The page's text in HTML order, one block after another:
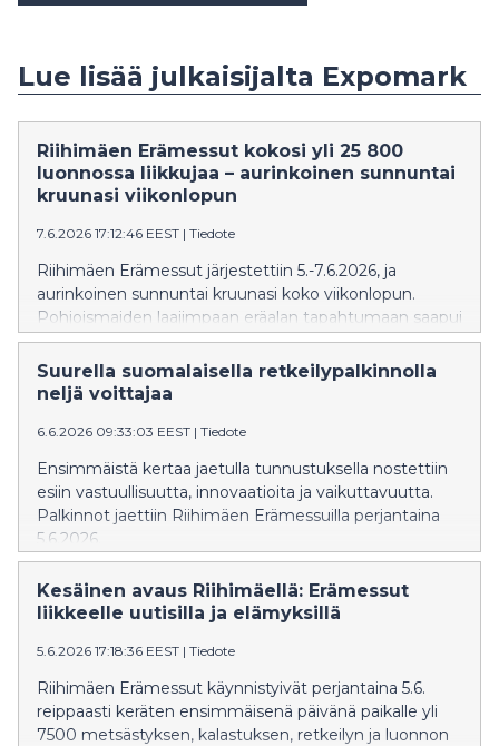
Lue lisää julkaisijalta Expomark
Riihimäen Erämessut kokosi yli 25 800
luonnossa liikkujaa – aurinkoinen sunnuntai
kruunasi viikonlopun
7.6.2026 17:12:46 EEST | Tiedote
Riihimäen Erämessut järjestettiin 5.-7.6.2026, ja
aurinkoinen sunnuntai kruunasi koko viikonlopun.
Pohjoismaiden laajimpaan eräalan tapahtumaan saapui
yhteensä yli 25 800 luonnossa liikkujaa, ja
messualueella oli mukana yli 250 näytteilleasettajaa
metsästyksen, kalastuksen, retkeilyn ja luonnossa
Suurella suomalaisella retkeilypalkinnolla
neljä voittajaa
6.6.2026 09:33:03 EEST | Tiedote
Ensimmäistä kertaa jaetulla tunnustuksella nostettiin
esiin vastuullisuutta, innovaatioita ja vaikuttavuutta.
Palkinnot jaettiin Riihimäen Erämessuilla perjantaina
5.6.2026.
Kesäinen avaus Riihimäellä: Erämessut
liikkeelle uutisilla ja elämyksillä
5.6.2026 17:18:36 EEST | Tiedote
Riihimäen Erämessut käynnistyivät perjantaina 5.6.
reippaasti keräten ensimmäisenä päivänä paikalle yli
7500 metsästyksen, kalastuksen, retkeilyn ja luonnon